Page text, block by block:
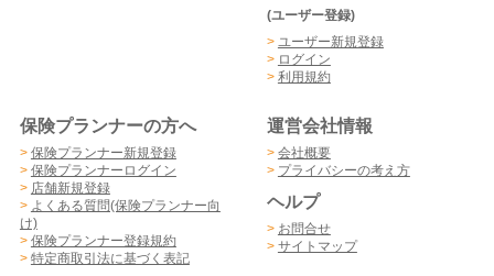
(ユーザー登録)
> ユーザー新規登録
> ログイン
> 利用規約
保険プランナーの方へ
> 保険プランナー新規登録
> 保険プランナーログイン
> 店舗新規登録
> よくある質問(保険プランナー向
け)
> 保険プランナー登録規約
> 特定商取引法に基づく表記
運営会社情報
> 会社概要
> プライバシーの考え方
ヘルプ
> お問合せ
> サイトマップ